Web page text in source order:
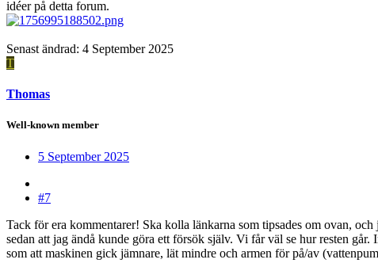
idéer på detta forum.
Senast ändrad: 4 September 2025
T
Thomas
Well-known member
5 September 2025
#7
Tack för era kommentarer! Ska kolla länkarna som tipsades om ovan,
sedan att jag ändå kunde göra ett försök själv. Vi får väl se hur resten
som att maskinen gick jämnare, lät mindre och armen för på/av